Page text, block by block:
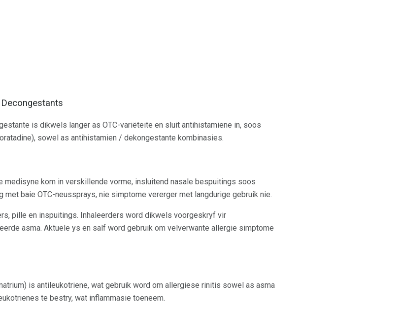
is dikwels langer as OTC-variëteite en sluit antihistamiene in, soos
sowel as antihistamien / dekongestante kombinasies.
medisyne kom in verskillende vorme, insluitend nasale bespuitings soos
met baie OTC-neussprays, nie simptome vererger met langdurige gebruik nie.
pille en inspuitings. Inhaleerders word dikwels voorgeskryf vir
asma. Aktuele ys en salf word gebruik om velverwante allergie simptome
is antileukotriene, wat gebruik word om allergiese rinitis sowel as asma
te bestry, wat inflammasie toeneem.